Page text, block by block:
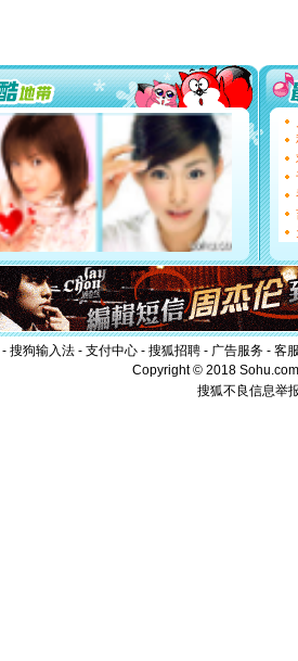
断电。爱
你是我
[元旦]如
起；二
离。水
[元旦]
当
泣，这
卖了。
[春节]
风
颜！冬
道一声
[春节]传
片叶子是
送你一棵
- 搜狗输入法 - 支付中心 - 搜狐招聘 - 广告服务 - 客
Copyright © 2018
搜狐不良信息举